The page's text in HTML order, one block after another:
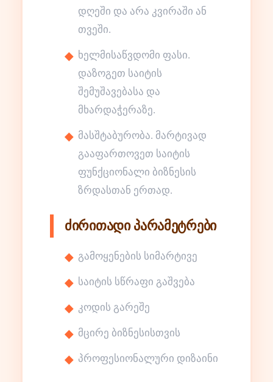
დღეში და არა კვირაში ან
თვეში.
ხელმისაწვდომი ფასი.
დაზოგეთ საიტის
შემუშავებასა და
მხარდაჭერაზე.
მასშტაბურობა. მარტივად
გააფართოვეთ საიტის
ფუნქციონალი ბიზნესის
ზრდასთან ერთად.
ძირითადი პარამეტრები
გამოყენების სიმარტივე
საიტის სწრაფი გაშვება
კოდის გარეშე
მცირე ბიზნესისთვის
პროფესიონალური დიზაინი